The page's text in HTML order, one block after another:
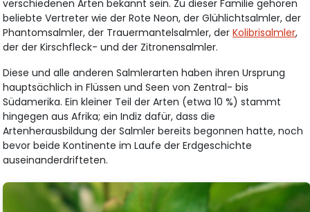
verschiedenen Arten bekannt sein. Zu dieser Familie gehören
beliebte Vertreter wie der Rote Neon, der Glühlichtsalmler, der
Phantomsalmler, der Trauermantelsalmler, derKolibrisalmler,
der der Kirschfleck- und der Zitronensalmler.
Diese und alle anderen Salmlerarten haben ihren Ursprung
hauptsächlich in Flüssen und Seen von Zentral- bis
Südamerika. Ein kleiner Teil der Arten (etwa 10 %) stammt
hingegen aus Afrika; ein Indiz dafür, dass die
Artenherausbildung der Salmler bereits begonnen hatte, noch
bevor beide Kontinente im Laufe der Erdgeschichte
auseinanderdrifteten.